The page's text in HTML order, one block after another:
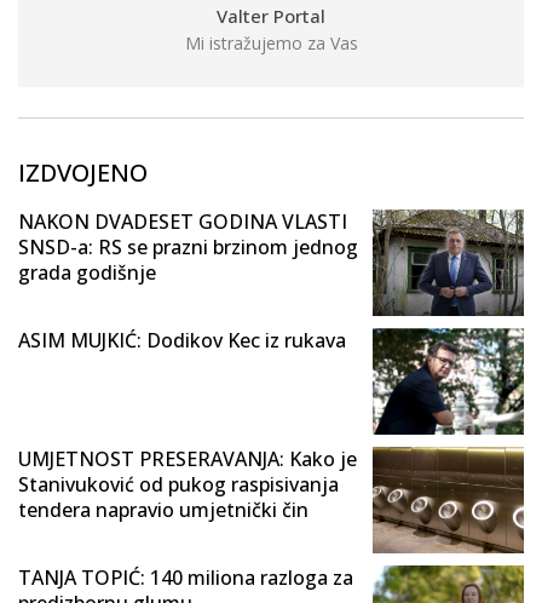
Valter Portal
Mi istražujemo za Vas
IZDVOJENO
NAKON DVADESET GODINA VLASTI
SNSD-a: RS se prazni brzinom jednog
grada godišnje
ASIM MUJKIĆ: Dodikov Kec iz rukava
UMJETNOST PRESERAVANJA: Kako je
Stanivuković od pukog raspisivanja
tendera napravio umjetnički čin
TANJA TOPIĆ: 140 miliona razloga za